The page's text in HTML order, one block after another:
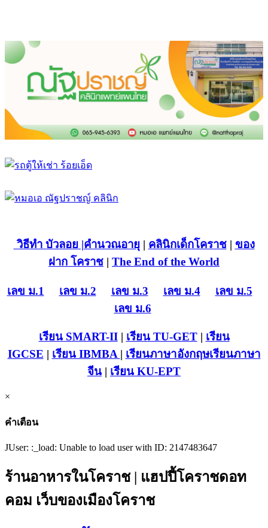
วิธีทำ บัวลอย |คำนวณอายุ | คลินิกเด็กโคราช| ของ
ฝาก โคราช | The End of the World
เลข ม.1 เลข ม.2 เลข ม.3 เลข ม.4
เลข ม.5
เลข ม.6
เรียน SMART-II| เรียน TU-GET| เรียน
IGCSE | เรียน IBMBA | เรียนภาษาอังกฤษเรียนภาษา
จีน | เรียน KU-EPT
×
คำเตือน
JUser: :_load: Unable to load user with ID: 2147483647
ร้านอาหารในโคราช | แฮปปี้โคราชดอท
คอม เว็บของเมืองโคราช